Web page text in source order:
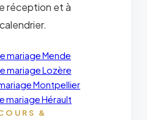
réception et à
mariage Mende
mariage Lozère
Montpellier
mariage Hérault
&